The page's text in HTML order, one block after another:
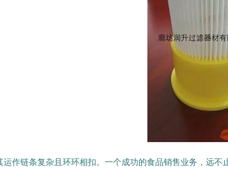
作链条复杂且环环相扣。一个成功的食品销售业务，远